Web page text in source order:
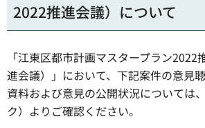
2022推進会議）について
「江東区都市計画マスタープラン2022
進会議）」において、下記案件の意見聴
資料および意見の公開状況については
ク）よりご確認ください。